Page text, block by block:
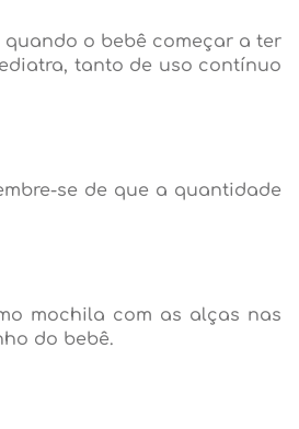
quando o bebê começar a ter
tanto de uso contínuo
se de que a quantidade
mochila com as alças nas
do bebê.